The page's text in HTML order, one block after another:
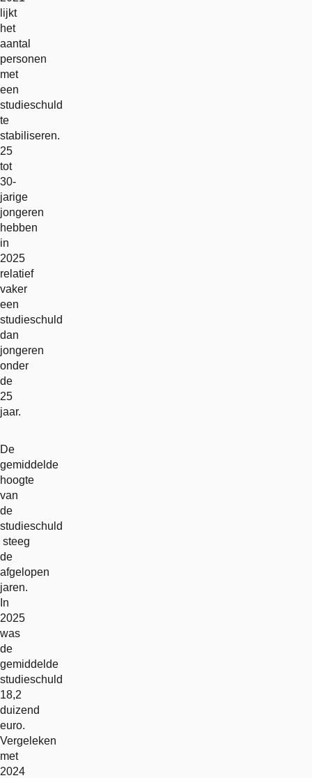
lijkt
het
aantal
personen
met
een
studieschuld
te
stabiliseren.
25
tot
30-
jarige
jongeren
hebben
in
2025
relatief
vaker
een
studieschuld
dan
jongeren
onder
de
25
jaar.
De
gemiddelde
hoogte
van
de
studieschuld
steeg
de
afgelopen
jaren.
In
2025
was
de
gemiddelde
studieschuld
18,2
duizend
euro.
Vergeleken
met
2024